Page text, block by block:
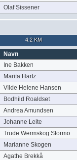
Olaf Sissener
4.2 KM
Navn
Ine Bakken
Marita Hartz
Vilde Helene Hansen
Bodhild Roaldset
Andrea Amundsen
Johanne Leite
Trude Wermskog Stormo
Marianne Skogen
Agathe Brekkå